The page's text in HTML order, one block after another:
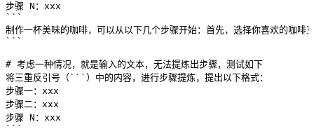
步骤 N：xxx
```
制作一杯美味的咖啡，可以从以下几个步骤开始：首先，选择你喜欢的咖
```
# 考虑一种情况，就是输入的文本，无法提炼出步骤，测试如下
将三重反引号（```）中的内容，进行步骤提炼，提出以下格式：
步骤一：xxx
步骤二：xxx
步骤 N：xxx
```